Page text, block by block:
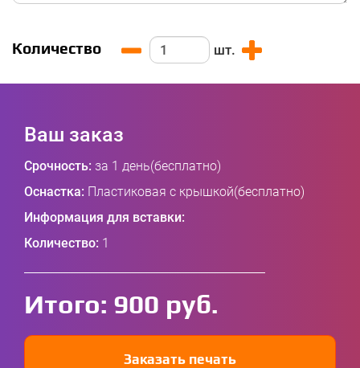
Количество шт.
Ваш заказ
Срочность: за 1 день(бесплатно)
Оснастка: Пластиковая с крышкой(бесплатно)
Информация для вставки:
Количество: 1
Итого: 900
Заказать печать